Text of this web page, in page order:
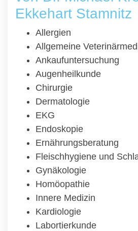
Ekkehart Stamnitz
Allergien
Allgemeine
Ankaufuntersuchung
Augenheilkunde
Chirurgie
Dermatologie
EKG
Endoskopie
Ernährungsberatung
Fleischhygiene und
Gynäkologie
Homöopathie
Innere Medizin
Kardiologie
Labortierkunde